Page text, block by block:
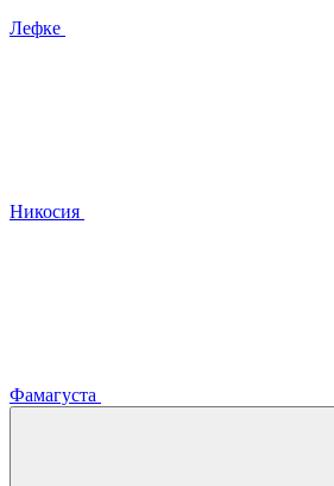
Лефке
Никосия
Фамагуста